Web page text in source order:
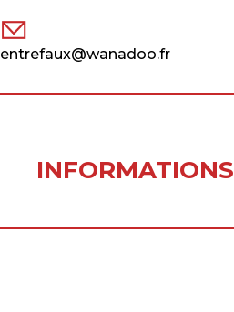
entrefaux@wanadoo.fr
INFORMATIONS